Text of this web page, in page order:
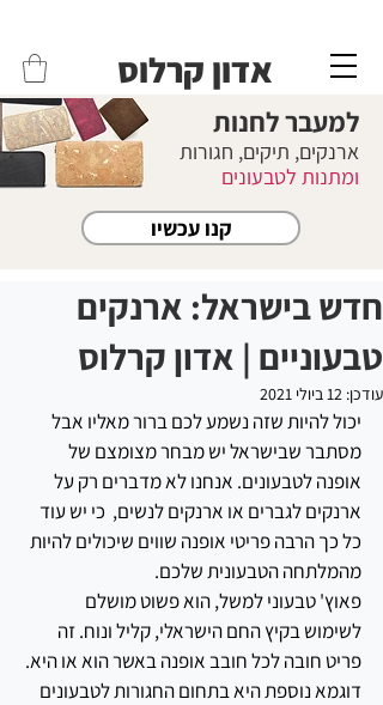
אדון קרלוס
למעבר לחנות
ארנקים, תיקים, חגורות
ומתנות לטבעונים
קנו עכשיו
חדש בישראל: ארנקים
טבעוניים | אדון קרלוס
עודכן: 12 ביולי 2021
יכול להיות שזה נשמע לכם ברור מאליו אבל
מסתבר שבישראל יש מבחר מצומצם של
אופנה לטבעונים. אנחנו לא מדברים רק על
ארנקים לגברים או ארנקים לנשים,  כי יש עוד
כל כך הרבה פריטי אופנה שווים שיכולים להיות
מהמלתחה הטבעונית שלכם.
פאוץ' טבעוני למשל, הוא פשוט מושלם
לשימוש בקיץ החם הישראלי, קליל ונוח. זה
פריט חובה לכל חובב אופנה באשר הוא או היא.
דוגמא נוספת היא בתחום החגורות לטבעונים